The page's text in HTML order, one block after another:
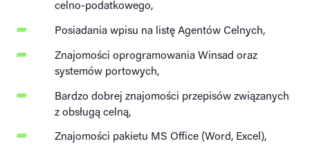
celno-podatkowego,
Posiadania wpisu na listę Agentów Celnych,
Znajomości oprogramowania Winsad oraz
systemów portowych,
Bardzo dobrej znajomości przepisów związanych
z obsługą celną,
Znajomości pakietu MS Office (Word, Excel),